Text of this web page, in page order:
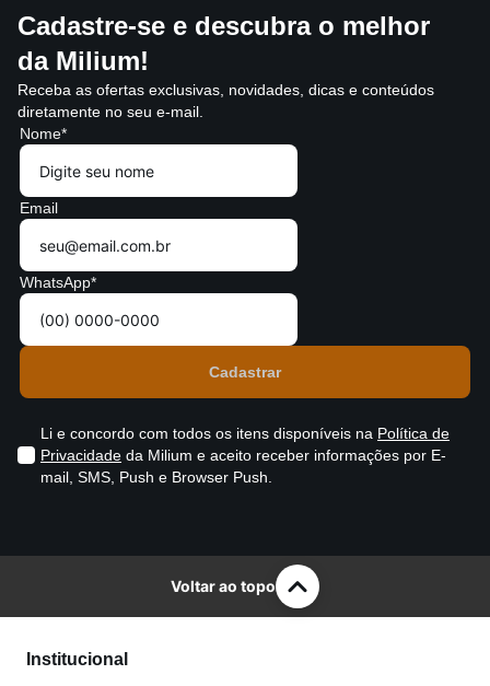
Cadastre-se e descubra o melhor
da Milium!
Receba as ofertas exclusivas, novidades, dicas e conteúdos
diretamente no seu e-mail.
Nome*
Email
WhatsApp*
Li e concordo com todos os itens disponíveis na Política de
Privacidade da Milium e aceito receber informações por E-
mail, SMS, Push e Browser Push.
Voltar ao topo
Institucional